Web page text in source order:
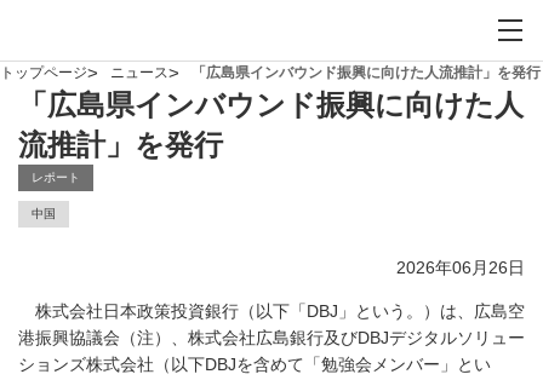
トップページ ニュース 「広島県インバウンド振興に向けた人流推計」を発行
「広島県インバウンド振興に向けた人
流推計」を発行
レポート
中国
2026年06月26日
株式会社日本政策投資銀行（以下「DBJ」という。）は、広島空
港振興協議会（注）、株式会社広島銀行及びDBJデジタルソリュー
ションズ株式会社（以下DBJを含めて「勉強会メンバー」とい